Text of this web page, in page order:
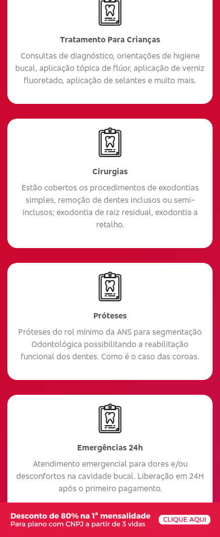
Tratamento Para Crianças
Consultas de diagnóstico, orientações de higiene
bucal, aplicação tópica de flúor, aplicação de verniz
fluoretado, aplicação de selantes e muito mais.
Cirurgias
Estão cobertos os procedimentos de exodontias
simples, remoção de dentes inclusos ou semi-
inclusos; exodontia de raiz residual, exodontia a
retalho.
Próteses
Próteses do rol mínimo da ANS para segmentação
Odontológica possibilitando a reabilitação
funcional dos dentes. Como é o caso das coroas.
Emergências 24h
Atendimento emergencial para dores e/ou
desconfortos na cavidade bucal. Liberação em 24H
após o primeiro pagamento.